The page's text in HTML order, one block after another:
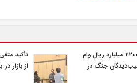
تسهیل در پرداخت ۲۲۰۰ میلیارد ریال وام
جنگ در
تأکید
از بازار